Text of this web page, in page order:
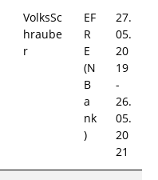
VolksSc
hraube
r
EF
R
E
(N
B
a
nk
)
27.
05.
20
19
-
26.
05.
20
21